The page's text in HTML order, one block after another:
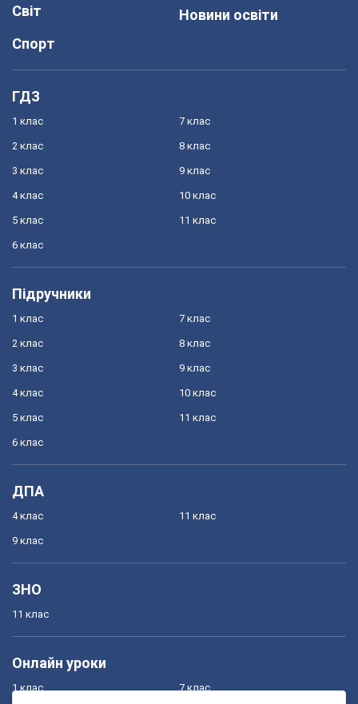
Світ
Спорт
Новини освіти
ГДЗ
1 клас
2 клас
3 клас
4 клас
5 клас
6 клас
7 клас
8 клас
9 клас
10 клас
11 клас
Підручники
1 клас
2 клас
3 клас
4 клас
5 клас
6 клас
7 клас
8 клас
9 клас
10 клас
11 клас
ДПА
4 клас
9 клас
11 клас
ЗНО
11 клас
Онлайн уроки
1 клас 7 клас